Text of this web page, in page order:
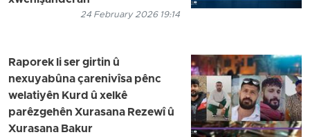
24 February 2026 19:14
Raporek li ser girtin û
nexuyabûna çarenivîsa pênc
welatiyên Kurd û xelkê
parêzgehên Xurasana Rezewî û
Xurasana Bakur